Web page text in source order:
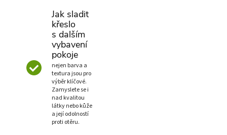
Jak sladit
křeslo
s dalším
vybavení
pokoje
nejen barva a
textura jsou pro
výběr klíčové.
Zamyslete se i
nad kvalitou
látky nebo kůže
a její odolností
proti otěru.